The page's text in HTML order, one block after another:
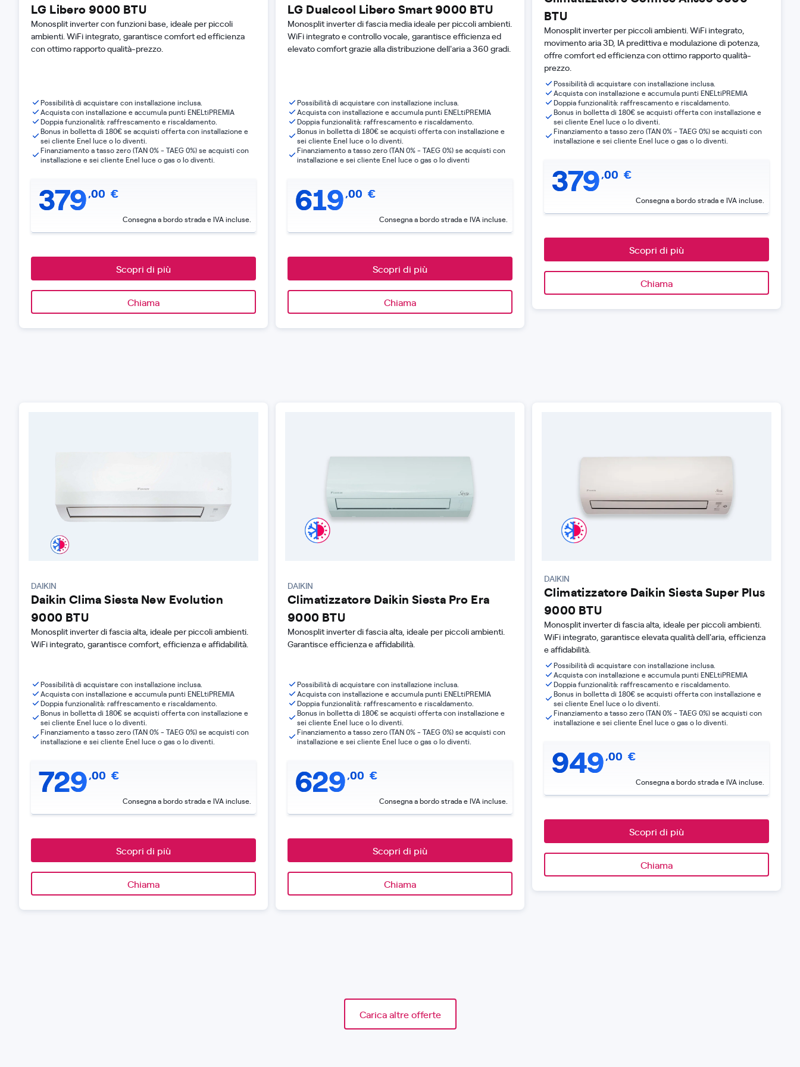
LG Libero 9000 BTU
Monosplit inverter con funzioni base, ideale per piccoli
ambienti. WiFi integrato, garantisce comfort ed efficienza
con ottimo rapporto qualità-prezzo.
Possibilità di acquistare con installazione inclusa.
Acquista con installazione e accumula punti ENELtiPREMIA
Doppia funzionalità: raffrescamento e riscaldamento.
Bonus in bolletta di 180€ se acquisti offerta con installazione e
sei cliente Enel luce o lo diventi.
Finanziamento a tasso zero (TAN 0% - TAEG 0%) se acquisti con
installazione e sei cliente Enel luce o gas o lo diventi.
379,00 €
Consegna a bordo strada e IVA incluse.
Scopri di più
Chiama
LG Dualcool Libero Smart 9000 BTU
Monosplit inverter di fascia media ideale per piccoli ambienti.
WiFi integrato e controllo vocale, garantisce efficienza ed
elevato comfort grazie alla distribuzione dell'aria a 360 gradi.
Possibilità di acquistare con installazione inclusa.
Acquista con installazione e accumula punti ENELtiPREMIA
Doppia funzionalità: raffrescamento e riscaldamento.
Bonus in bolletta di 180€ se acquisti offerta con installazione e
sei cliente Enel luce o lo diventi.
Finanziamento a tasso zero (TAN 0% - TAEG 0%) se acquisti con
installazione e sei cliente Enel luce o gas o lo diventi
619,00 €
Consegna a bordo strada e IVA incluse.
Scopri di più
Chiama
BTU
Monosplit inverter per piccoli ambienti. WiFi integrato,
movimento aria 3D, IA predittiva e modulazione di potenza,
offre comfort ed efficienza con ottimo rapporto qualità-
prezzo.
Possibilità di acquistare con installazione inclusa.
Acquista con installazione e accumula punti ENELtiPREMIA
Doppia funzionalità: raffrescamento e riscaldamento.
Bonus in bolletta di 180€ se acquisti offerta con installazione e
sei cliente Enel luce o lo diventi.
Finanziamento a tasso zero (TAN 0% - TAEG 0%) se acquisti con
installazione e sei cliente Enel luce o gas o lo diventi.
379,00 €
Consegna a bordo strada e IVA incluse.
Scopri di più
Chiama
DAIKIN
Daikin Clima Siesta New Evolution
9000 BTU
Monosplit inverter di fascia alta, ideale per piccoli ambienti.
WiFi integrato, garantisce comfort, efficienza e affidabilità.
Possibilità di acquistare con installazione inclusa.
Acquista con installazione e accumula punti ENELtiPREMIA
Doppia funzionalità: raffrescamento e riscaldamento.
Bonus in bolletta di 180€ se acquisti offerta con installazione e
sei cliente Enel luce o lo diventi.
Finanziamento a tasso zero (TAN 0% - TAEG 0%) se acquisti con
installazione e sei cliente Enel luce o gas o lo diventi.
729,00 €
Consegna a bordo strada e IVA incluse.
Scopri di più
Chiama
DAIKIN
Climatizzatore Daikin Siesta Pro Era
9000 BTU
Monosplit inverter di fascia alta, ideale per piccoli ambienti.
Garantisce efficienza e affidabilità.
Possibilità di acquistare con installazione inclusa.
Acquista con installazione e accumula punti ENELtiPREMIA
Doppia funzionalità: raffrescamento e riscaldamento.
Bonus in bolletta di 180€ se acquisti offerta con installazione e
sei cliente Enel luce o lo diventi.
Finanziamento a tasso zero (TAN 0% - TAEG 0%) se acquisti con
installazione e sei cliente Enel luce o gas o lo diventi.
629,00 €
Consegna a bordo strada e IVA incluse.
Scopri di più
Chiama
DAIKIN
Climatizzatore Daikin Siesta Super Plus
9000 BTU
Monosplit inverter di fascia alta, ideale per piccoli ambienti.
WiFi integrato, garantisce elevata qualità dell'aria, efficienza
e affidabilità.
Possibilità di acquistare con installazione inclusa.
Acquista con installazione e accumula punti ENELtiPREMIA
Doppia funzionalità: raffrescamento e riscaldamento.
Bonus in bolletta di 180€ se acquisti offerta con installazione e
sei cliente Enel luce o lo diventi.
Finanziamento a tasso zero (TAN 0% - TAEG 0%) se acquisti con
installazione e sei cliente Enel luce o gas o lo diventi.
949,00 €
Consegna a bordo strada e IVA incluse.
Scopri di più
Chiama
Carica altre offerte